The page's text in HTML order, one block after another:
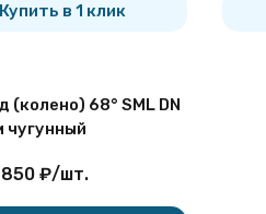
Купить в 1 клик
(колено) 68° SML DN
чугунный
850 ₽/шт.